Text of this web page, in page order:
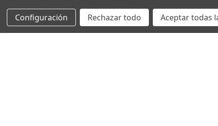
Configuración Rechazar todo Aceptar todas